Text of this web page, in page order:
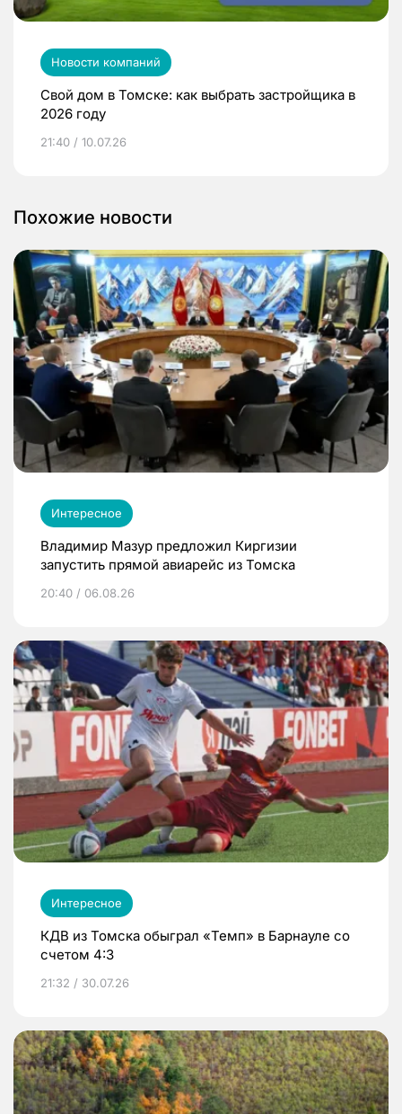
Новости компаний
Свой дом в Томске: как выбрать застройщика в
2026 году
21:40 / 10.07.26
Похожие новости
Интересное
Владимир Мазур предложил Киргизии
запустить прямой авиарейс из Томска
20:40 / 06.08.26
Интересное
КДВ из Томска обыграл «Темп» в Барнауле со
счетом 4:3
21:32 / 30.07.26